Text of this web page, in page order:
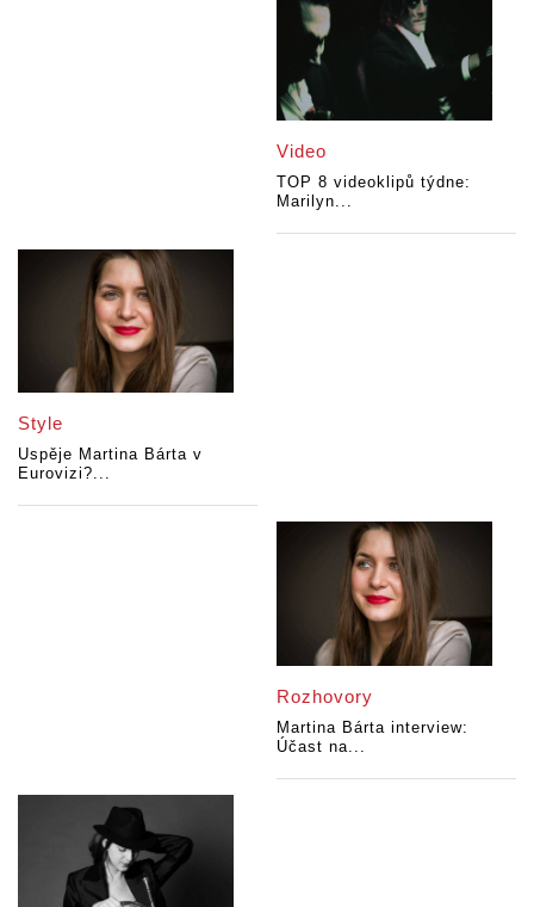
Video
TOP 8 videoklipů týdne:
Marilyn...
Style
Uspěje Martina Bárta v
Eurovizi?...
Rozhovory
Martina Bárta interview:
Účast na...